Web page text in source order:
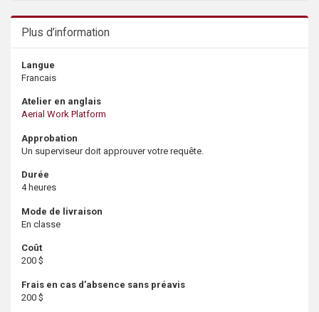
Plus d’information
Langue
Francais
Atelier en anglais
Aerial Work Platform
Approbation
Un superviseur doit approuver votre requête.
Durée
4 heures
Mode de livraison
En classe
Coût
200 $
Frais en cas d’absence sans préavis
200 $